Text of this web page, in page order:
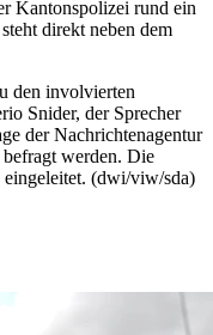
Kantonspolizei rund ein
direkt neben dem
den involvierten
Snider, der Sprecher
der Nachrichtenagentur
befragt werden. Die
eingeleitet. (dwi/viw/sda)